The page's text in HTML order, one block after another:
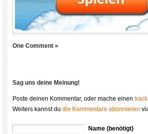
One Comment »
Sag uns deine Meinung!
Poste deinen Kommentar, oder mache einen
Weiters kannst du die Kommentare abonnieren
Name (benötigt)